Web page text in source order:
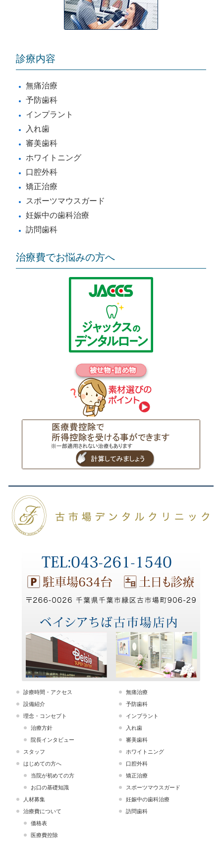
診療内容
無痛治療
予防歯科
インプラント
入れ歯
審美歯科
ホワイトニング
口腔外科
矯正治療
スポーツマウスガード
妊娠中の歯科治療
訪問歯科
治療費でお悩みの方へ
診療時間・アクセス
設備紹介
理念・コンセプト
治療方針
院長インタビュー
スタッフ
はじめての方へ
当院が初めての方
お口の基礎知識
人材募集
治療費について
価格表
医療費控除
無痛治療
予防歯科
インプラント
入れ歯
審美歯科
ホワイトニング
口腔外科
矯正治療
スポーツマウスガード
妊娠中の歯科治療
訪問歯科